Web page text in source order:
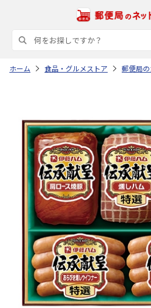
ホーム 食品・グルメストア 郵便局